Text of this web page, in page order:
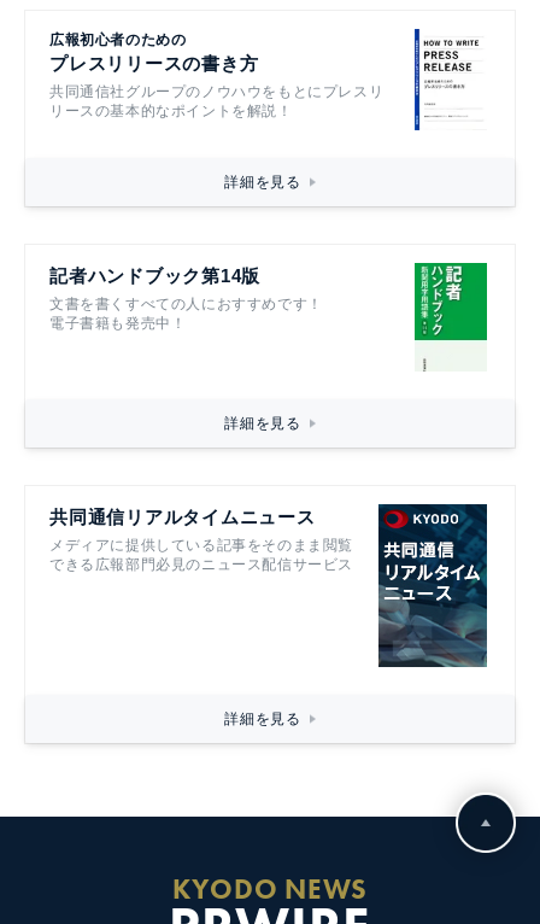
広報初心者のための
プレスリリースの書き方
共同通信社グループのノウハウをもとにプレスリ
リースの基本的なポイントを解説！
詳細を見る
記者ハンドブック第14版
文書を書くすべての人におすすめです！
電子書籍も発売中！
詳細を見る
共同通信リアルタイムニュース
メディアに提供している記事をそのまま閲覧
できる広報部門必見のニュース配信サービス
詳細を見る
KYODO NEWS